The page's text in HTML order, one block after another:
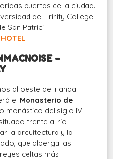
puertas de la ciudad.
del Trinity College
San Patrici
–
al oeste de Irlanda.
el Monasterio de
monástico del siglo IV
frente al río
la arquitectura y la
que alberga las
celtas más